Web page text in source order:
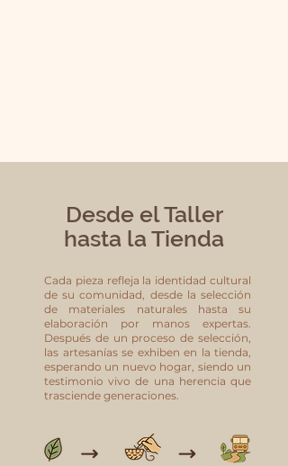
Desde el Taller
hasta la Tienda
Cada pieza refleja la identidad cultural
de su comunidad, desde la selección
de materiales naturales hasta su
elaboración por manos expertas.
Después de un proceso de selección,
las artesanías se exhiben en la tienda,
esperando un nuevo hogar, siendo un
testimonio vivo de una herencia que
trasciende generaciones.